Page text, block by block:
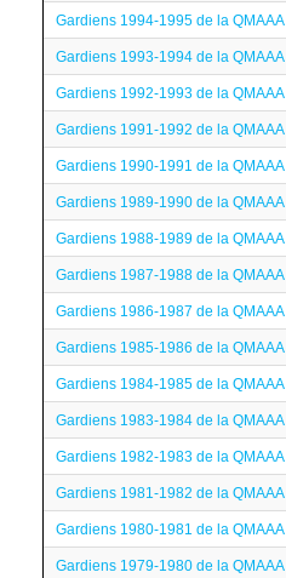
Gardiens 1994-1995 de la QMAAA
Gardiens 1993-1994 de la QMAAA
Gardiens 1992-1993 de la QMAAA
Gardiens 1991-1992 de la QMAAA
Gardiens 1990-1991 de la QMAAA
Gardiens 1989-1990 de la QMAAA
Gardiens 1988-1989 de la QMAAA
Gardiens 1987-1988 de la QMAAA
Gardiens 1986-1987 de la QMAAA
Gardiens 1985-1986 de la QMAAA
Gardiens 1984-1985 de la QMAAA
Gardiens 1983-1984 de la QMAAA
Gardiens 1982-1983 de la QMAAA
Gardiens 1981-1982 de la QMAAA
Gardiens 1980-1981 de la QMAAA
Gardiens 1979-1980 de la QMAAA